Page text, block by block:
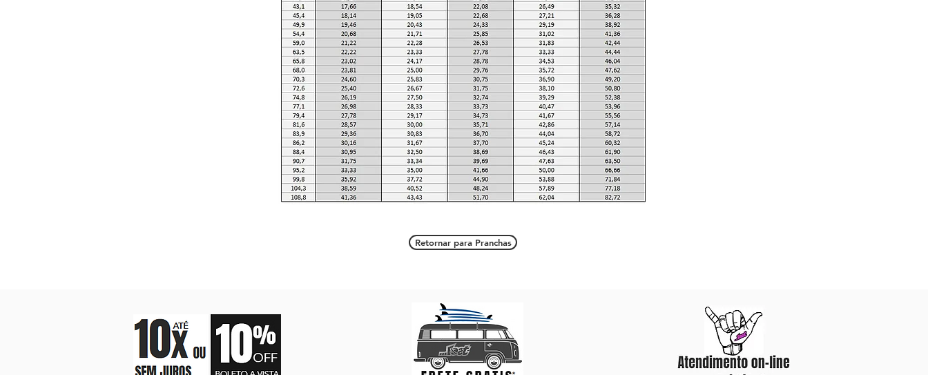
Retornar para Pranchas